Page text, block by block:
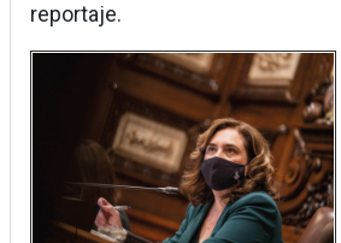
reportaje.